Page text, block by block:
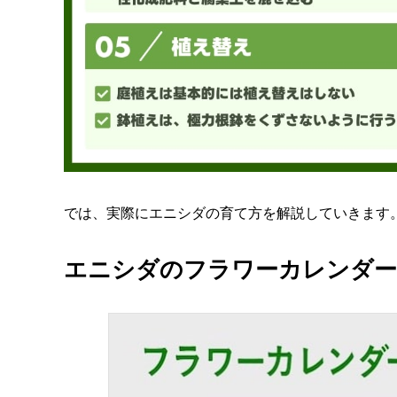
では、実際にエニシダの育て方を解説していきます
エニシダのフラワーカレンダー